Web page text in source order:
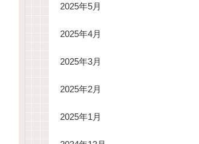
2025年5月
2025年4月
2025年3月
2025年2月
2025年1月